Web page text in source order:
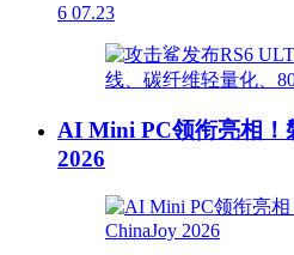
6 07.23
AI Mini PC领衔亮相！
2026